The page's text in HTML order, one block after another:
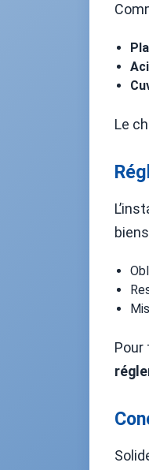
Le
Pour